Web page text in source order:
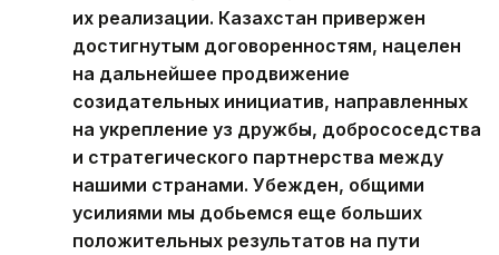
их реализации. Казахстан привержен
достигнутым договоренностям, нацелен
на дальнейшее продвижение
созидательных инициатив, направленных
на укрепление уз дружбы, добрососедства
и стратегического партнерства между
нашими странами. Убежден, общими
усилиями мы добьемся еще больших
положительных результатов на пути